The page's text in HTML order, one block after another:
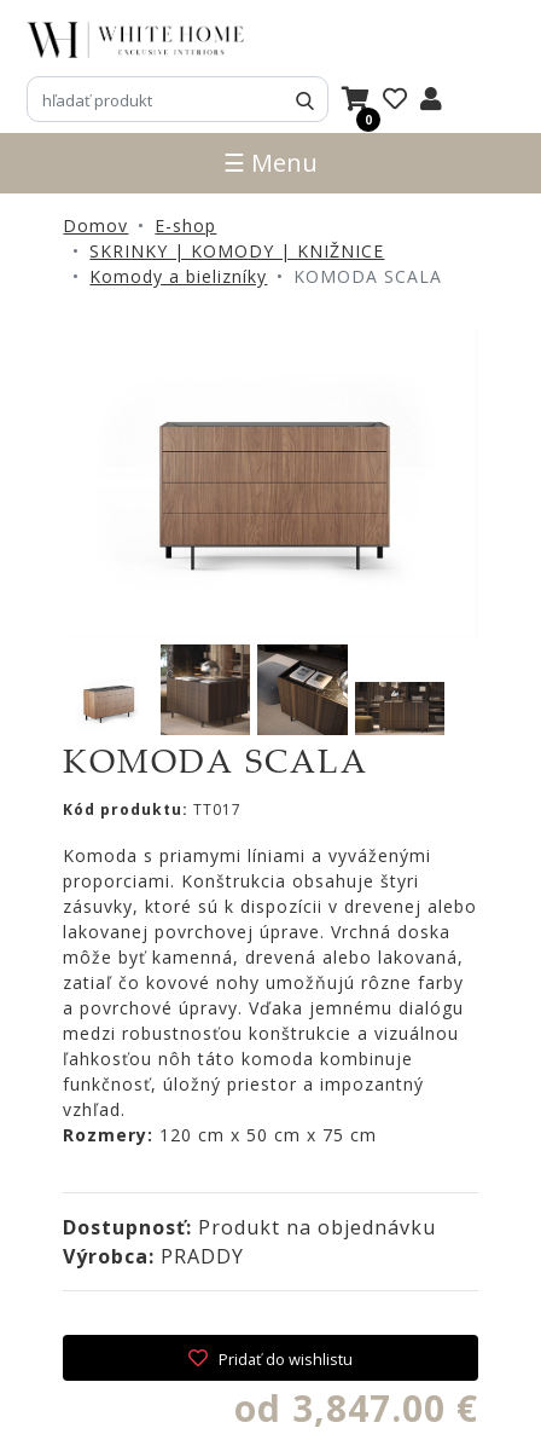
0
3D
NÁVRHY
NOVINKY
PRODUKTY
ZĽAVE
MATRACE
SVIETIDLÁ
KOBERCE
DOPLNKY
EXTERIÉROVÝ
NÁBYTOK
VÔNE
SVIEČKY
CÔTE
NOIRE
Obklady
dlažby
CONCORDE
☰ Menu
Domov
E-shop
SKRINKY | KOMODY | KNIŽNICE
Komody a bielizníky
KOMODA SCALA
KOMODA SCALA
Kód produktu:TT017
Komoda s priamymi líniami a vyváženými
proporciami. Konštrukcia obsahuje štyri
zásuvky, ktoré sú k dispozícii v drevenej alebo
lakovanej povrchovej úprave. Vrchná doska
môže byť kamenná, drevená alebo lakovaná,
zatiaľ čo kovové nohy umožňujú rôzne farby
a povrchové úpravy. Vďaka jemnému dialógu
medzi robustnosťou konštrukcie a vizuálnou
ľahkosťou nôh táto komoda kombinuje
funkčnosť, úložný priestor a impozantný
vzhľad.
Rozmery: 120 cm x 50 cm x 75 cm
Dostupnosť: Produkt na objednávku
Výrobca: PRADDY
Pridať do wishlistu
od 3,847.00 €